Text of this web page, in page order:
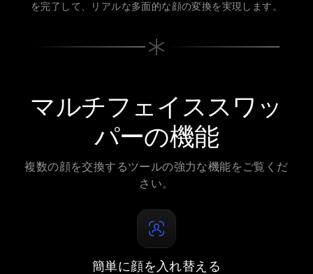
を完了して、リアルな多面的な顔の変換を実現します。
マルチフェイススワッ
パーの機能
複数の顔を交換するツールの強力な機能をご覧くだ
さい。
簡単に顔を入れ替える